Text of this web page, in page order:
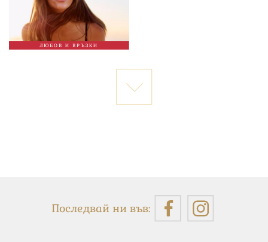
ЛЮБОВ И ВРЪЗКИ
Последвай ни във: